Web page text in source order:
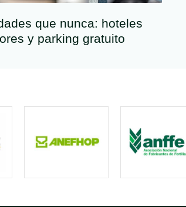
que nunca: hoteles
y parking gratuito